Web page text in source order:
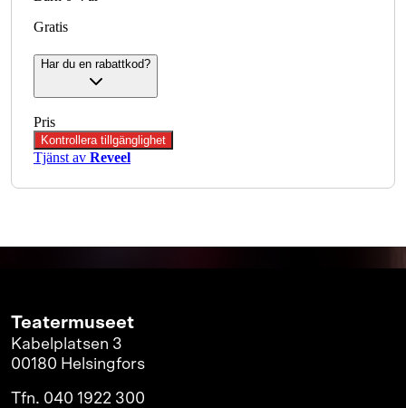
Teatermuseet
Kabelplatsen 3
00180 Helsingfors
Tfn. 040 1922 300